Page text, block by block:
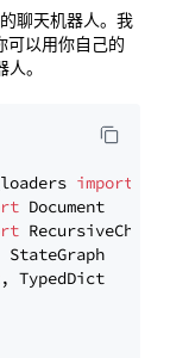
聊天机器人。我
可以用你自己的
。
import
, TypedDict